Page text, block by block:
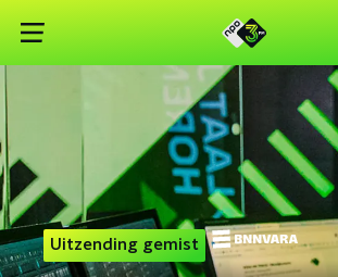
Uitzending gemist